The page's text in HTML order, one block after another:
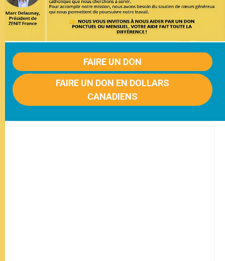
FAIRE UN DON
FAIRE UN DON EN DOLLARS
CANADIENS